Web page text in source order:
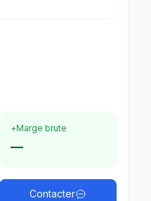
+Marge brute
—
Contacter